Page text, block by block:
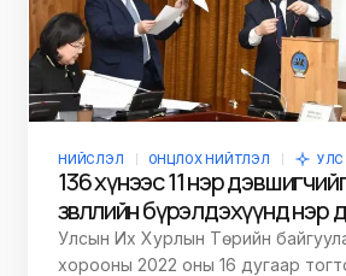
НИЙСЛЭЛ ОНЦЛОХ НИЙТЛЭЛ УЛС
136 хүнээс 11 нэр дэвшигчийг
зөвлөлийн бүрэлдэхүүнд
Улсын Их Хурлын Төрийн
хорооны 2022 оны 16 дугаар